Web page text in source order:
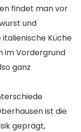
findet man vor
und
Küche
im Vordergrund
ganz
ist die
geprägt,